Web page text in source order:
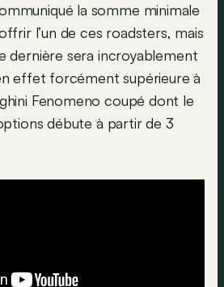
la somme minimale
l’un de ces roadsters, mais
dernière sera incroyablement
effet forcément supérieure à
Fenomeno coupé dont le
débute à partir de 3